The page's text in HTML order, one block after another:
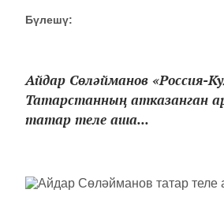
Бүлешү:
Айдар Сөләйманов «Россия-
Татарстанның атказанган
татар теле аша...